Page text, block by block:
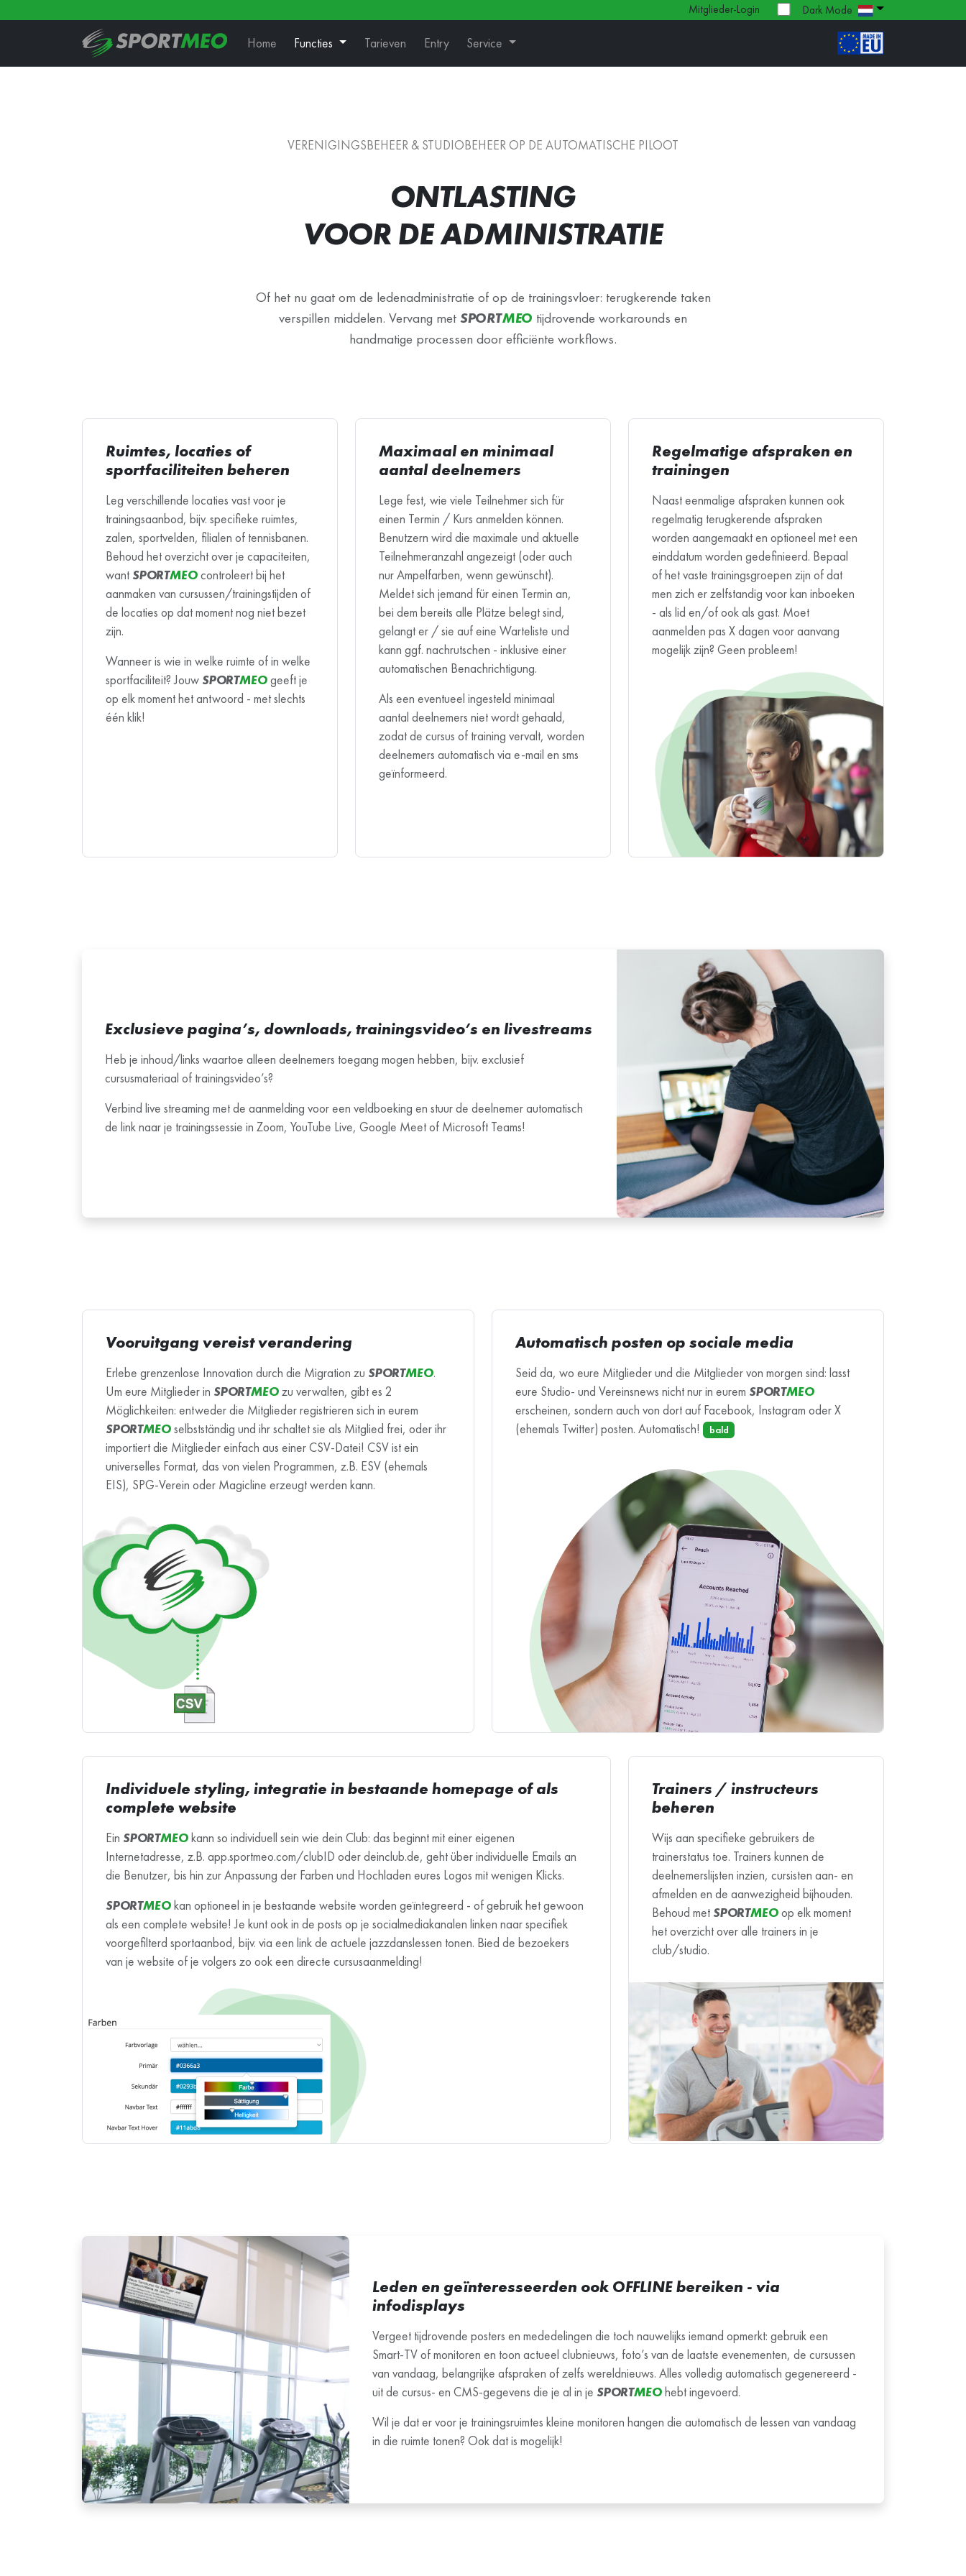
Mitglieder-Login Dark Mode
Home Functies Tarieven Entry Service
VERENIGINGSBEHEER & STUDIOBEHEER OP DE AUTOMATISCHE PILOOT
ONTLASTING
VOOR DE ADMINISTRATIE
Of het nu gaat om de ledenadministratie of op de trainingsvloer: terugkerende taken
verspillen middelen. Vervang met SPORTMEO tijdrovende workarounds en
handmatige processen door efficiënte workflows.
Ruimtes, locaties of
sportfaciliteiten beheren
Leg verschillende locaties vast voor je
trainingsaanbod, bijv. specifieke ruimtes,
zalen, sportvelden, filialen of tennisbanen.
Behoud het overzicht over je capaciteiten,
want SPORTMEOcontroleert bij het
aanmaken van cursussen/trainingstijden of
de locaties op dat moment nog niet bezet
zijn.
Wanneer is wie in welke ruimte of in welke
sportfaciliteit? Jouw SPORTMEOgeeft je
op elk moment het antwoord - met slechts
één klik!
Maximaal en minimaal
aantal deelnemers
Lege fest, wie viele Teilnehmer sich für
einen Termin / Kurs anmelden können.
Benutzern wird die maximale und aktuelle
Teilnehmeranzahl angezeigt (oder auch
nur Ampelfarben, wenn gewünscht).
Meldet sich jemand für einen Termin an,
bei dem bereits alle Plätze belegt sind,
gelangt er / sie auf eine Warteliste und
kann ggf. nachrutschen - inklusive einer
automatischen Benachrichtigung.
Als een eventueel ingesteld minimaal
aantal deelnemers niet wordt gehaald,
zodat de cursus of training vervalt, worden
deelnemers automatisch via e-mail en sms
geïnformeerd.
Regelmatige afspraken en
trainingen
Naast eenmalige afspraken kunnen ook
regelmatig terugkerende afspraken
worden aangemaakt en optioneel met een
einddatum worden gedefinieerd. Bepaal
of het vaste trainingsgroepen zijn of dat
men zich er zelfstandig voor kan inboeken
- als lid en/of ook als gast. Moet
aanmelden pas X dagen voor aanvang
mogelijk zijn? Geen probleem!
Exclusieve pagina’s, downloads, trainingsvideo’s en livestreams
Heb je inhoud/links waartoe alleen deelnemers toegang mogen hebben, bijv. exclusief
cursusmateriaal of trainingsvideo’s?
Verbind live streaming met de aanmelding voor een veldboeking en stuur de deelnemer automatisch
de link naar je trainingssessie in Zoom, YouTube Live, Google Meet of Microsoft Teams!
Vooruitgang vereist verandering
Erlebe grenzenlose Innovation durch die Migration zu SPORTMEO.
Um eure Mitglieder in SPORTMEOzu verwalten, gibt es 2
Möglichkeiten: entweder die Mitglieder registrieren sich in eurem
SPORTMEOselbstständig und ihr schaltet sie als Mitglied frei, oder ihr
importiert die Mitglieder einfach aus einer CSV-Datei! CSV ist ein
universelles Format, das von vielen Programmen, z.B. ESV (ehemals
EIS), SPG-Verein oder Magicline erzeugt werden kann.
Automatisch posten op sociale media
Seid da, wo eure Mitglieder und die Mitglieder von morgen sind: lasst
eure Studio- und Vereinsnews nicht nur in eurem SPORTMEO
erscheinen, sondern auch von dort auf Facebook, Instagram oder X
(ehemals Twitter) posten. Automatisch!
bald
Individuele styling, integratie in bestaande homepage of als
complete website
Ein SPORTMEOkann so individuell sein wie dein Club: das beginnt mit einer eigenen
Internetadresse, z.B. app.sportmeo.com/clubID oder deinclub.de, geht über individuelle Emails an
die Benutzer, bis hin zur Anpassung der Farben und Hochladen eures Logos mit wenigen Klicks.
SPORTMEOkan optioneel in je bestaande website worden geïntegreerd - of gebruik het gewoon
als een complete website! Je kunt ook in de posts op je socialmediakanalen linken naar specifiek
voorgefilterd sportaanbod, bijv. via een link de actuele jazzdanslessen tonen. Bied de bezoekers
van je website of je volgers zo ook een directe cursusaanmelding!
Trainers / instructeurs
beheren
Wijs aan specifieke gebruikers de
trainerstatus toe. Trainers kunnen de
deelnemerslijsten inzien, cursisten aan- en
afmelden en de aanwezigheid bijhouden.
Behoud met SPORTMEOop elk moment
het overzicht over alle trainers in je
club/studio.
Leden en geïnteresseerden ook OFFLINE bereiken - via
infodisplays
Vergeet tijdrovende posters en mededelingen die toch nauwelijks iemand opmerkt: gebruik een
Smart-TV of monitoren en toon actueel clubnieuws, foto’s van de laatste evenementen, de cursussen
van vandaag, belangrijke afspraken of zelfs wereldnieuws. Alles volledig automatisch gegenereerd -
uit de cursus- en CMS-gegevens die je al in je SPORTMEOhebt ingevoerd.
Wil je dat er voor je trainingsruimtes kleine monitoren hangen die automatisch de lessen van vandaag
in die ruimte tonen? Ook dat is mogelijk!